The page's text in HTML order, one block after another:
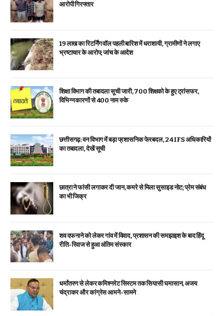
आरोपी गिरफ्तार
19 लाख का रिटर्निंग वॉल पहली बारिश में धराशायी, ग्रामीणों ने लगाए
भ्रष्टाचार के आरोप; जांच के आदेश
शिक्षा विभाग की तबादला सूची जारी, 700 शिक्षको के हुए ट्रांसफर,
विभिन्न कारणों से 400 नाम रुके
छत्तीसगढ़: वन विभाग में बड़ा प्रशासनिक फेरबदल, 24 IFS अधिकारियों
का तबादला, देखें सूची
छात्रा ने फांसी लगाकर दी जान, कमरे से मिला सुसाइड नोट; प्रेम संबंध
का भी जिक्र
शव दफनाने को लेकर गांव में विवाद, प्रशासन की समझाइश के बाद हिंदू
रीति-रिवाज से हुआ अंतिम संस्कार
धर्मांतरण से लेकर कमिश्नरेट सिस्टम तक सियासी घमासान, अजय
चंद्राकर और कांग्रेस आमने-सामने